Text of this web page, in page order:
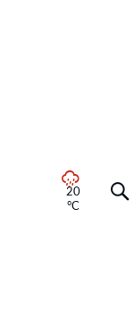
20
°C